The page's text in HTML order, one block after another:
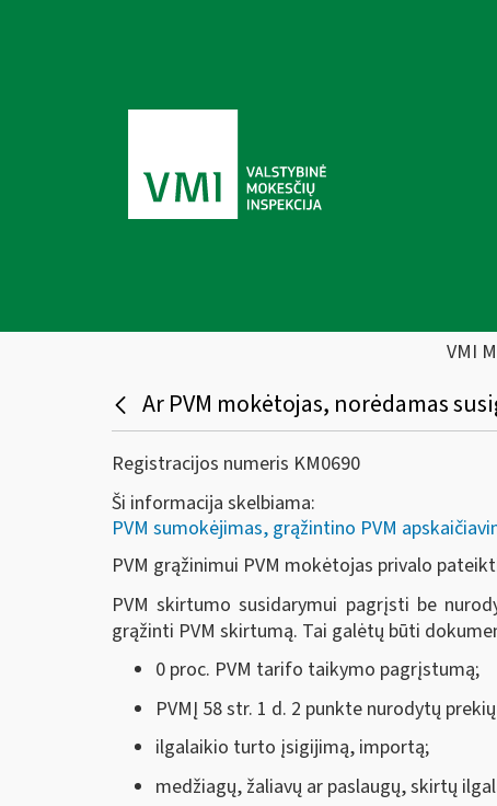
VMI
Ar PVM mokėtojas, norėdamas
Registracijos numeris KM0690
Ši informacija skelbiama:
PVM sumokėjimas, grąžintino PVM
PVM grąžinimui PVM mokėtojas privalo
PVM skirtumo susidarymui pagrįsti be
grąžinti PVM skirtumą. Tai galėtų būti
0 proc. PVM tarifo taikymo pagrįstumą;
PVMĮ 58 str. 1 d. 2 punkte nurodytų
ilgalaikio turto įsigijimą, importą;
medžiagų, žaliavų ar paslaugų, skirtų